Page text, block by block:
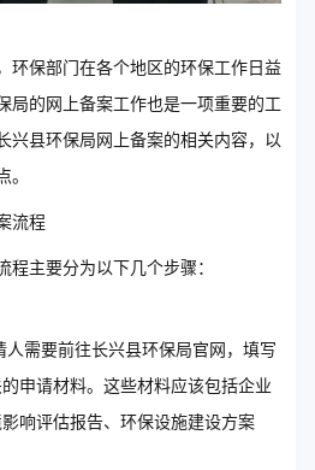
环保部门在各个地区的环保工作日益
局的网上备案工作也是一项重要的工
兴县环保局网上备案的相关内容，以
流程
主要分为以下几个步骤：
需要前往长兴县环保局官网，填写
申请材料。这些材料应该包括企业
响评估报告、环保设施建设方案